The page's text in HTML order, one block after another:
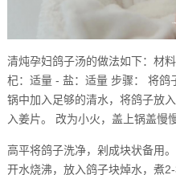
清炖孕妇鸽子汤的做法如下：材
杞：适量 - 盐：适量 步骤： 将鸽
锅中加入足够的清水，将鸽子放
入姜片。 改为小火，盖上锅盖慢
高平将鸽子洗净，剁成块状备用
开水烧沸，放入鸽子块焯水，煮